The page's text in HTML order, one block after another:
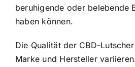
beruhigende oder belebende
haben können.
Die Qualität der CBD-
Marke und Hersteller